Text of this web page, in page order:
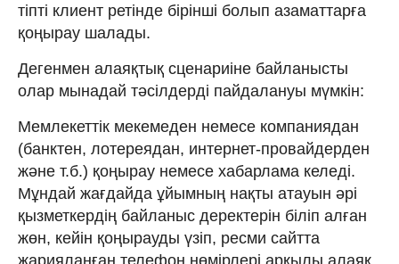
тіпті клиент ретінде бірінші болып азаматтарға
қоңырау шалады.
Дегенмен алаяқтық сценариіне байланысты
олар мынадай тәсілдерді пайдалануы мүмкін:
Мемлекеттік мекемеден немесе компаниядан
(банктен, лотереядан, интернет-провайдерден
және т.б.) қоңырау немесе хабарлама келеді.
Мұндай жағдайда ұйымның нақты атауын әрі
қызметкердің байланыс деректерін біліп алған
жөн, кейін қоңырауды үзіп, ресми сайтта
жарияланған телефон нөмірлері арқылы алаяқ